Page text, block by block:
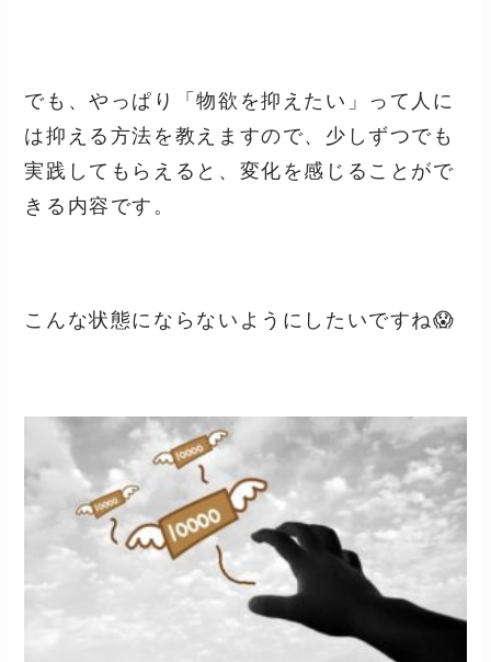
でも、やっぱり「物欲を抑えたい」って人に
は抑える方法を教えますので、少しずつでも
実践してもらえると、変化を感じることがで
きる内容です。
こんな状態にならないようにしたいですね😱